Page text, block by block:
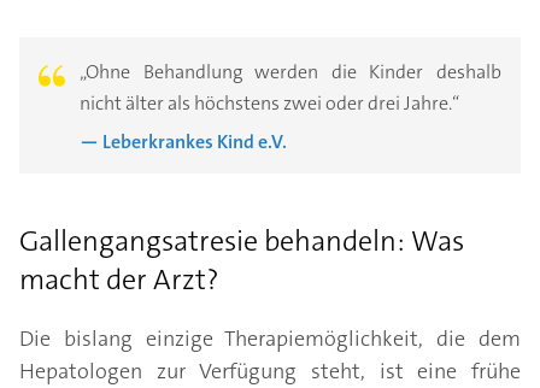
„Ohne Behandlung werden die Kinder deshalb
nicht älter als höchstens zwei oder drei Jahre.“
— Leberkrankes Kind e.V.
Gallengangsatresie behandeln: Was
macht der Arzt?
Die bislang einzige Therapiemöglichkeit, die dem
Hepatologen zur Verfügung steht, ist eine frühe